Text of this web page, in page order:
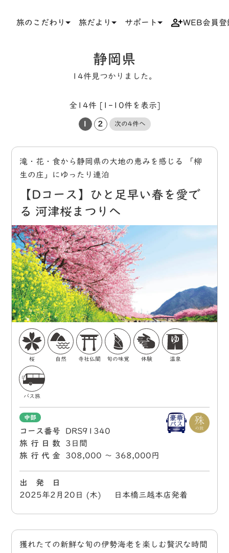
旅のこだわり 旅だより サポート WEB会員登
静岡県
14件見つかりました。
全14件 [1-10件を表示]
2 次の4件へ
滝・花・食から静岡県の大地の恵みを感じる 「柳
生の庄」にゆったり連泊
【Dコース】ひと足早い春を愛で
る 河津桜まつりへ
桜 自然 寺社仏閣 旬の味覚 体験 温泉
バス旅
中部
コース番号
DRS91340
旅行日数
3日間
旅行代金
308,000 〜 368,000円
出 発 日
2025年2月20日 (木) 日本橋三越本店発着
獲れたての新鮮な旬の伊勢海老を楽しむ贅沢な時間